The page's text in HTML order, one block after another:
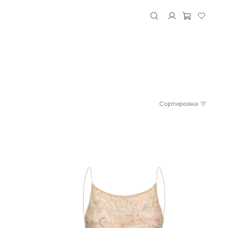
Сортировка